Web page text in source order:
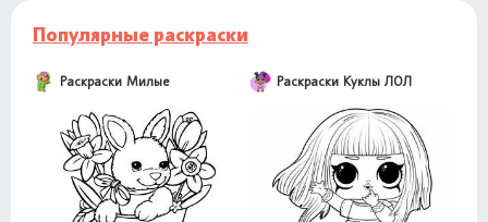
Популярные раскраски
Раскраски Милые Раскраски Куклы ЛОЛ